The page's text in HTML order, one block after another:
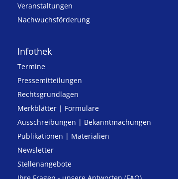
Veranstaltungen
Nachwuchsförderung
Infothek
Termine
Pressemitteilungen
Rechtsgrundlagen
Merkblätter | Formulare
Ausschreibungen | Bekanntmachungen
Publikationen | Materialien
Newsletter
Stellenangebote